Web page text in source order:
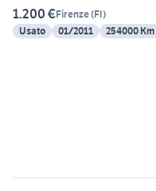
1.200 €Firenze(FI)
Usato
01/2011 254000 Km